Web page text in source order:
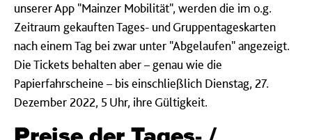
unserer App "Mainzer Mobilität", werden die im o.g.
Zeitraum gekauften Tages- und Gruppentageskarten
nach einem Tag bei zwar unter "Abgelaufen" angezeigt.
Die Tickets behalten aber – genau wie die
Papierfahrscheine – bis einschließlich Dienstag, 27.
Dezember 2022, 5 Uhr, ihre Gültigkeit.